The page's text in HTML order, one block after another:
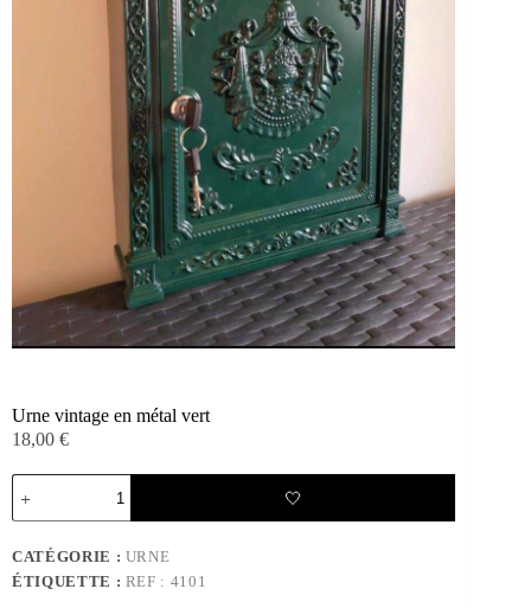
Urne vintage en métal vert
18,00 €
quantité
de
Urne
en
métal
🤍
CATÉGORIE : URNE
ÉTIQUETTE : REF : 4101